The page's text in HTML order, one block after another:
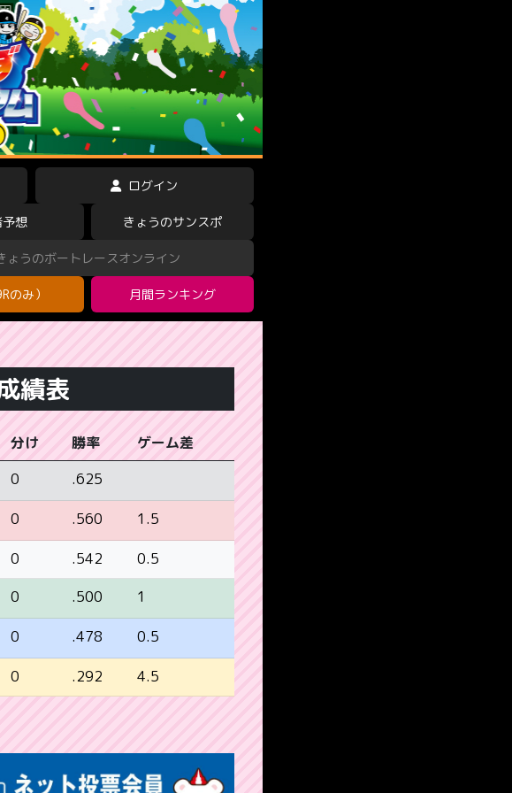
ログイン
想 きょうのサンスポ
ょうのボートレースオンライン
のみ） 月間ランキング
績表
分け 勝率
ゲーム差
0 .625
0 .560 1.5
0 .542
0.5
0 .500 1
0 .478 0.5
0 .292 4.5